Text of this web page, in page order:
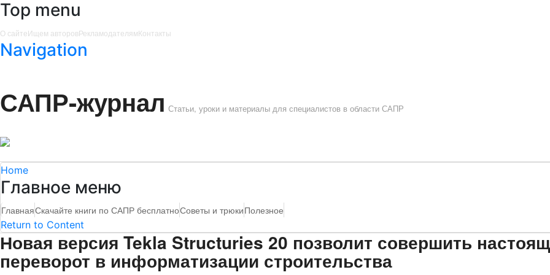
Top menu
О сайтеИщем авторовРекламодателямКонтакты
Navigation
САПР-журнал Статьи, уроки и материалы для специалистов в области САПР
Home
Главное меню
ГлавнаяСкачайте книги по САПР бесплатноСоветы и трюкиПолезное
Return to Content
Новая версия Tekla Structuries 20 позволит совершить
переворот в информатизации строительства